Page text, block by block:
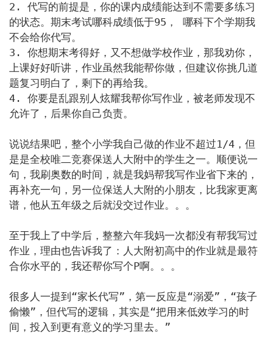
2. 代写的前提是，你的课内成绩能达到不需要多练习
的状态。期末考试哪科成绩低于95， 哪科下个学期我
不会给你代写。
3. 你想期末考得好，又不想做学校作业，那我劝你，
上课好好听讲，作业虽然我能帮你做，但建议你挑几道
题复习明白了，剩下的再给我。
4. 你要是乱跟别人炫耀我帮你写作业，被老师发现不
允许了，后果你自己负责。
说说结果吧，整个小学我自己做的作业不超过1/4，但
是是全校唯二竞赛保送人大附中的学生之一。顺便说一
句，我刷奥数的时间，就是我妈帮我写作业省下来的，
再补充一句，另一位保送人大附的小朋友，比我家更离
谱，他从五年级之后就没交过作业。。。
至于我上了中学后，整整六年我妈一次都没有帮我写过
作业，理由也告诉我了：人大附初高中的作业就是最符
合你水平的，我还帮你写个P啊。。。
很多人一提到“家长代写”，第一反应是“溺爱”，“孩子
偷懒”，但代写的逻辑，其实是“把用来低效学习的时
间，投入到更有意义的学习里去。”